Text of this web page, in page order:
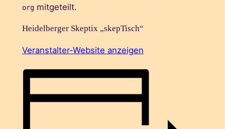
orgmitgeteilt.
Heidelberger Skeptix „skepTisch“
Veranstalter-Website anzeigen